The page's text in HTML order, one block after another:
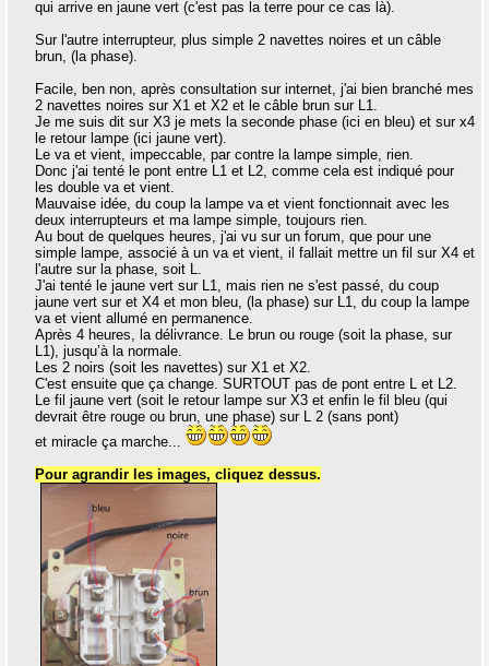
qui arrive en jaune vert (c'est pas la terre pour ce cas là).
Sur l'autre interrupteur, plus simple 2 navettes noires et un câble
brun, (la phase).
Facile, ben non, après consultation sur internet, j'ai bien branché mes
2 navettes noires sur X1 et X2 et le câble brun sur L1.
Je me suis dit sur X3 je mets la seconde phase (ici en bleu) et sur x4
le retour lampe (ici jaune vert).
Le va et vient, impeccable, par contre la lampe simple, rien.
Donc j'ai tenté le pont entre L1 et L2, comme cela est indiqué pour
les double va et vient.
Mauvaise idée, du coup la lampe va et vient fonctionnait avec les
deux interrupteurs et ma lampe simple, toujours rien.
Au bout de quelques heures, j'ai vu sur un forum, que pour une
simple lampe, associé à un va et vient, il fallait mettre un fil sur X4 et
l'autre sur la phase, soit L.
J'ai tenté le jaune vert sur L1, mais rien ne s'est passé, du coup
jaune vert sur et X4 et mon bleu, (la phase) sur L1, du coup la lampe
va et vient allumé en permanence.
Après 4 heures, la délivrance. Le brun ou rouge (soit la phase, sur
L1), jusqu’à la normale.
Les 2 noirs (soit les navettes) sur X1 et X2.
C'est ensuite que ça change. SURTOUT pas de pont entre L et L2.
Le fil jaune vert (soit le retour lampe sur X3 et enfin le fil bleu (qui
devrait être rouge ou brun, une phase) sur L 2 (sans pont)
et miracle ça marche...
Pour agrandir les images, cliquez dessus.